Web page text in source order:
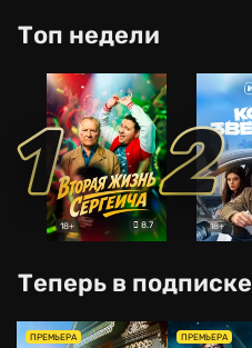
Топ недели
1
18+ 8.7
2
18+
Теперь в подписке
ПРЕМЬЕРА ПРЕМЬЕРА